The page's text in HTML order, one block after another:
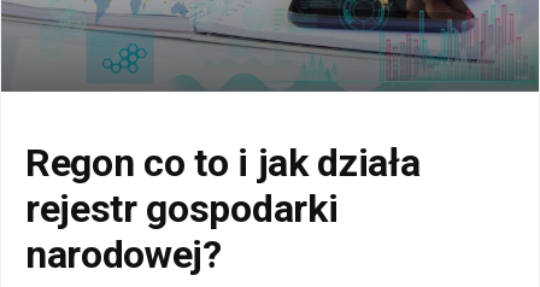
Regon co to i jak działa
rejestr gospodarki
narodowej?